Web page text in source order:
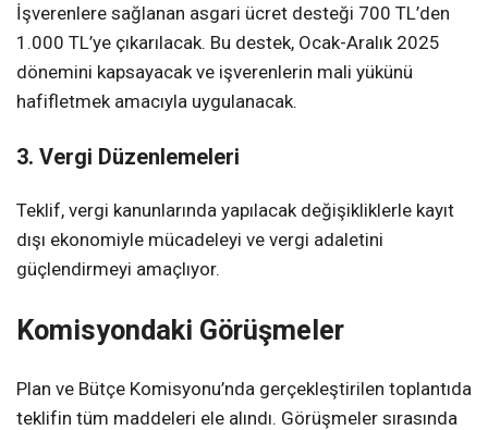
İşverenlere sağlanan asgari ücret desteği 700 TL’den
1.000 TL’ye çıkarılacak. Bu destek, Ocak-Aralık 2025
dönemini kapsayacak ve işverenlerin mali yükünü
hafifletmek amacıyla uygulanacak.
3. Vergi Düzenlemeleri
Teklif, vergi kanunlarında yapılacak değişikliklerle kayıt
dışı ekonomiyle mücadeleyi ve vergi adaletini
güçlendirmeyi amaçlıyor.
Komisyondaki Görüşmeler
Plan ve Bütçe Komisyonu’nda gerçekleştirilen toplantıda
teklifin tüm maddeleri ele alındı. Görüşmeler sırasında